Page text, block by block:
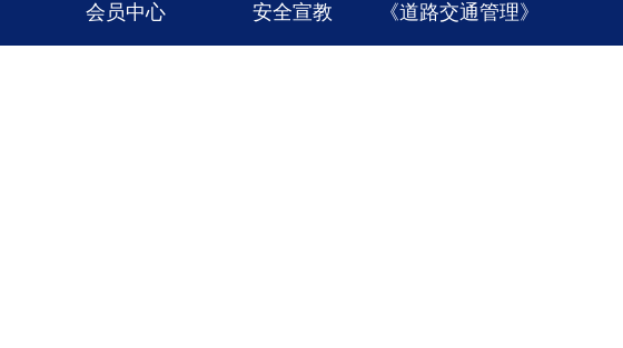
会员中心 安全宣教 《道路交通管理》